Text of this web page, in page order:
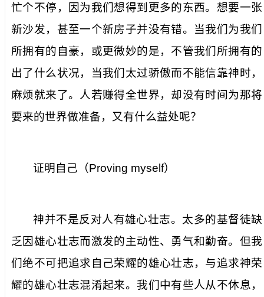
忙个不停，因为我们想得到更多的东西。想要一张
新沙发，甚至一个新房子并没有错。当我们为我们
所拥有的自豪，或更微妙的是，不管我们所拥有的
出了什么状况，当我们太过骄傲而不能信靠神时，
麻烦就来了。人若赚得全世界，却没有时间为那将
要来的世界做准备，又有什么益处呢？
证明自己（Proving myself）
神并不是反对人有雄心壮志。太多的基督徒缺
乏因雄心壮志而激发的主动性、勇气和勤奋。但我
们绝不可把追求自己荣耀的雄心壮志，与追求神荣
耀的雄心壮志混淆起来。我们中有些人从不休息，